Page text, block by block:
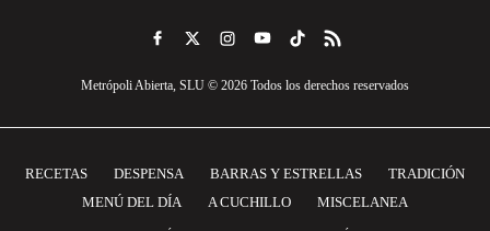
Metrópoli Abierta, SLU © 2026 Todos los derechos reservados
RECETAS DESPENSA BARRAS Y ESTRELLAS
TRADICIÓN
MENÚ DEL DÍA
A CUCHILLO MISCELANEA